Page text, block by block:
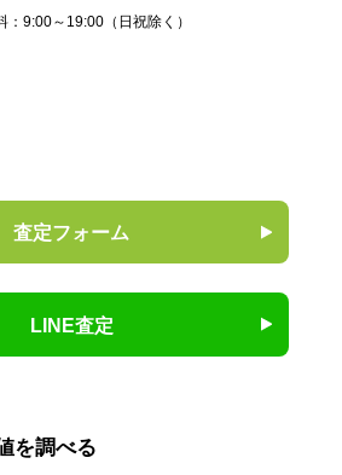
：9:00～19:00（日祝除く）
査定フォーム
LINE査定
を調べる